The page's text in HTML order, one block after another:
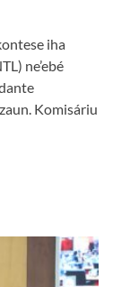
iha
ne’ebé
Komisáriu